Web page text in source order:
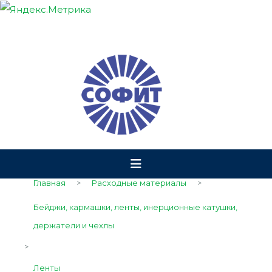
Главная > Расходные материалы >
Бейджи, кармашки, ленты, инерционные катушки,
держатели и чехлы
>
Ленты